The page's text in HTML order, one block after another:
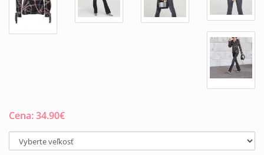
Cena:34.90€